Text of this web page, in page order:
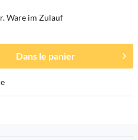
Ware im Zulauf
Dans le panier